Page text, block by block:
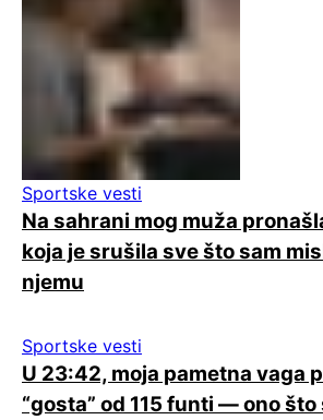
Sportske vesti
Na sahrani mog muža
koja je srušila sve što sam
njemu
Sportske vesti
U 23:42, moja pametna vaga
“gosta” od 115 funti — ono